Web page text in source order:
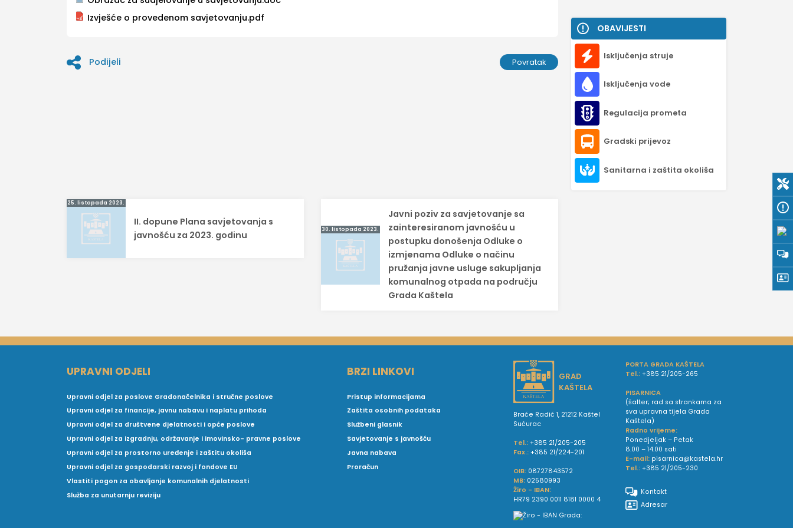
Izvješće o provedenom savjetovanju.pdf
Podijeli Povratak
OBAVIJESTI
Isključenja struje
Isključenja vode
Regulacija prometa
Gradski prijevoz
Sanitarna i zaštita okoliša
Navigacija
objava
25. listopada 2023.
II. dopune Plana savjetovanja s
javnošću za 2023. godinu
30. listopada 2023.
Javni poziv za savjetovanje sa
zainteresiranom javnošću u
postupku donošenja Odluke o
izmjenama Odluke o načinu
pružanja javne usluge sakupljanja
komunalnog otpada na području
Grada Kaštela
UPRAVNI ODJELI
Upravni odjel za poslove Gradonačelnika i stručne poslove
Upravni odjel za financije, javnu nabavu i naplatu prihoda
Upravni odjel za društvene djelatnosti i opće poslove
Upravni odjel za izgradnju, održavanje i imovinsko- pravne poslove
Upravni odjel za prostorno uređenje i zaštitu okoliša
Upravni odjel za gospodarski razvoj i fondove EU
Vlastiti pogon za obavljanje komunalnih djelatnosti
Služba za unutarnju reviziju
BRZI LINKOVI
Pristup informacijama
Zaštita osobnih podataka
Službeni glasnik
Savjetovanje s javnošću
Javna nabava
Proračun
GRAD
KAŠTELA
Braće Radić 1, 21212 Kaštel
Sućurac
Tel.: +385 21/205-205
Fax.: +385 21/224-201
OIB: 08727843572
MB: 02580993
Žiro - IBAN:
HR79 2390 0011 8181 0000 4
PORTA GRADA KAŠTELA
Tel.: +385 21/205-265
PISARNICA
(šalter; rad sa strankama za
sva upravna tijela Grada
Kaštela)
Radno vrijeme:
Ponedjeljak – Petak
8.00 – 14.00 sati
E-mail: pisarnica@kastela.hr
Tel.: +385 21/205-230
Kontakt
Adresar